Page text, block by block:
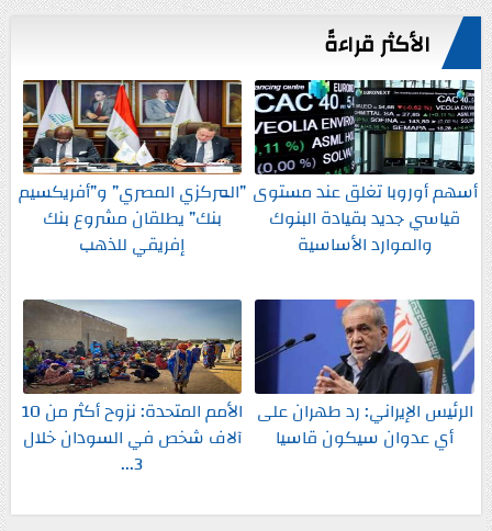
الأكثر قراءةً
أسهم أوروبا تغلق عند مستوى
قياسي جديد بقيادة البنوك
والموارد الأساسية
”المركزي المصري” و”أفريكسيم
بنك” يطلقان مشروع بنك
إفريقي للذهب
الرئيس الإيراني: رد طهران على
أي عدوان سيكون قاسيا
الأمم المتحدة: نزوح أكثر من 10
آلاف شخص في السودان خلال
3...